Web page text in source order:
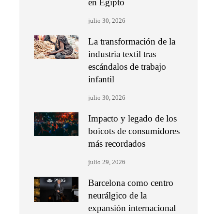
en Egipto
julio 30, 2026
La transformación de la
industria textil tras
escándalos de trabajo
infantil
julio 30, 2026
Impacto y legado de los
boicots de consumidores
más recordados
julio 29, 2026
Barcelona como centro
neurálgico de la
expansión internacional